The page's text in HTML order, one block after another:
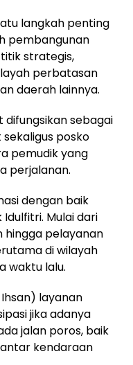
langkah penting
pembangunan
strategis,
perbatasan
daerah lainnya.
difungsikan sebagai
posko
pemudik yang
perjalanan.
dengan baik
Mulai dari
hingga pelayanan
di wilayah
waktu lalu.
layanan
jika adanya
jalan poros, baik
kendaraan